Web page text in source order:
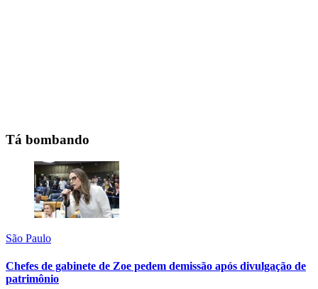
Tá bombando
São Paulo
Chefes de gabinete de Zoe pedem demissão após divulgação de
patrimônio